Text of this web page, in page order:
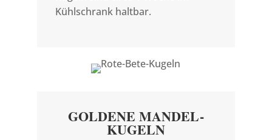
Kühlschrank haltbar.
GOLDENE MANDEL-
KUGELN